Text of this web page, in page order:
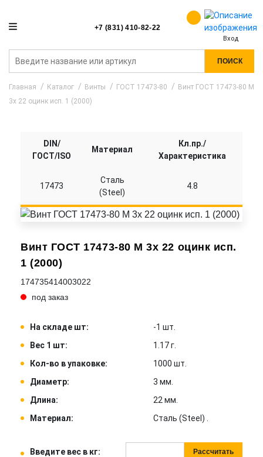
+7 (831) 410-82-22
Вход
ПОИСК
Главная Каталог Винты ГОСТ 17473-80
Винт ГОСТ 17473-80 M
3x 22 оцинк исп. 1 (2000)
Винт ГОСТ 17473-80 M 3x 22 оцинк исп.
1 (2000)
174735414003022
под заказ
На складе шт:
-1 шт.
Вес 1 шт:
1.17 г.
Кол-во в упаковке:
1000 шт.
Диаметр:
3 мм.
Длина:
22 мм.
Материал:
Сталь (Steel) .
Введите вес в кг: Рассчитать
DIN/
ГОСТ/ISO
Материал
Кл.пр./
Характеристика
17473
Сталь
(Steel)
4.8